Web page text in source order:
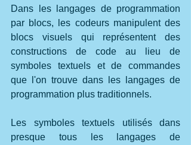
Dans les langages de programmation
par blocs, les codeurs manipulent des
blocs visuels qui représentent des
constructions de code au lieu de
symboles textuels et de commandes
que l'on trouve dans les langages de
programmation plus traditionnels.
Les symboles textuels utilisés dans
presque tous les langages de